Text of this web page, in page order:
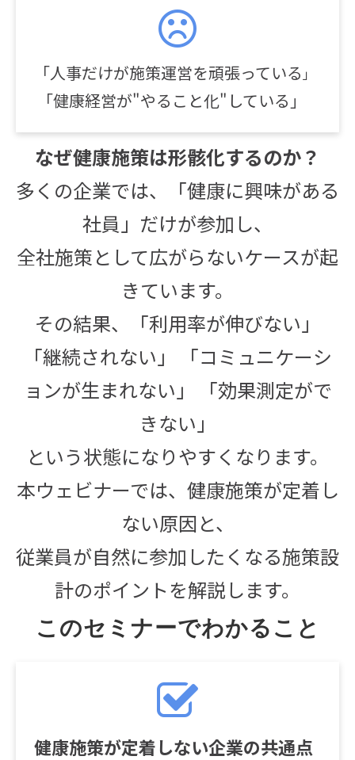
「人事だけが施策運営を頑張っている 」
「健康経営が"やること化"している」
なぜ健康施策は形骸化するのか？
多くの企業では、「健康に興味がある
社員」だけが参加し、
全社施策として広がらないケースが起
きています。
その結果、
「利用率が伸びない」
「継続されない」 「コミュニケーシ
ョンが生まれない」 「効果測定がで
きない」
という状態になりやすくなります。
本ウェビナーでは、健康施策が定着し
ない原因と、
従業員が自然に参加したくなる施策設
計のポイントを解説します。
このセミナーでわかること
健康施策が定着しない企業の共通点